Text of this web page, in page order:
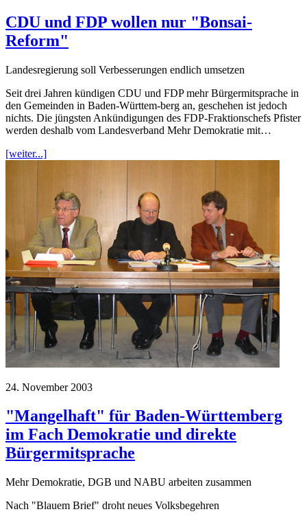
CDU und FDP wollen nur "Bonsai-
Reform"
Landesregierung soll Verbesserungen endlich umsetzen
Seit drei Jahren kündigen CDU und FDP mehr Bürgermitsprache in
den Gemeinden in Baden-Württem-berg an, geschehen ist jedoch
nichts. Die jüngsten Ankündigungen des FDP-Fraktionschefs Pfister
werden deshalb vom Landesverband Mehr Demokratie mit…
[weiter...]
24. November 2003
"Mangelhaft" für Baden-Württemberg
im Fach Demokratie und direkte
Bürgermitsprache
Mehr Demokratie, DGB und NABU arbeiten zusammen
Nach "Blauem Brief" droht neues Volksbegehren